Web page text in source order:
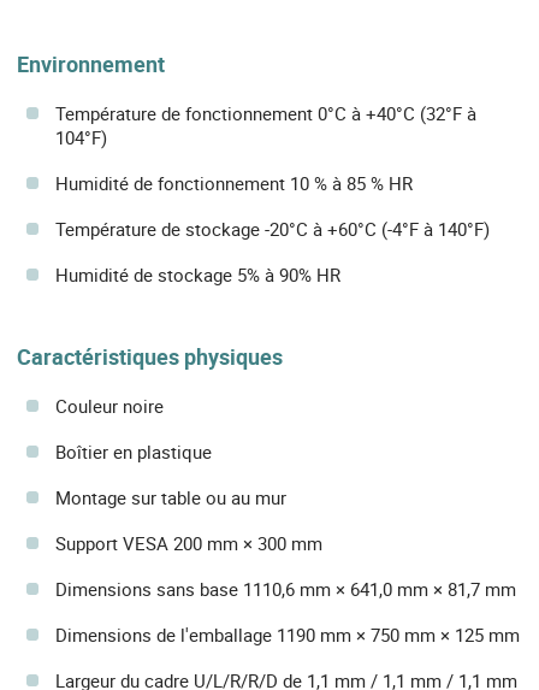
Environnement
Température de fonctionnement 0°C à +40°C (32°F à
104°F)
Humidité de fonctionnement 10 % à 85 % HR
Température de stockage -20°C à +60°C (-4°F à 140°F)
Humidité de stockage 5% à 90% HR
Caractéristiques physiques
Couleur noire
Boîtier en plastique
Montage sur table ou au mur
Support VESA 200 mm × 300 mm
Dimensions sans base 1110,6 mm × 641,0 mm × 81,7 mm
Dimensions de l'emballage 1190 mm × 750 mm × 125 mm
Largeur du cadre U/L/R/R/D de 1,1 mm / 1,1 mm / 1,1 mm